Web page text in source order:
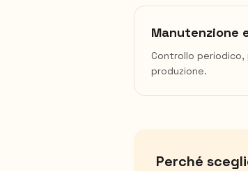
Manutenzione
Controllo periodico,
produzione.
Perché